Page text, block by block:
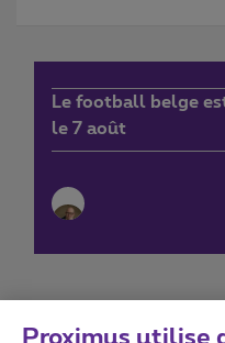
Le football belge
le 7 août
Proximus utilise